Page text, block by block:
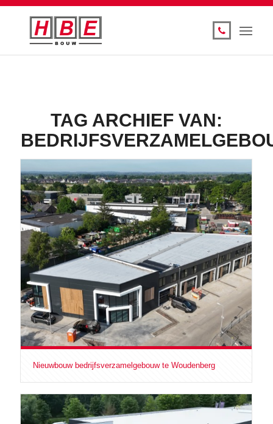
TAG ARCHIEF VAN:
Nieuwbouw bedrijfsverzamelgebouw te Woudenberg